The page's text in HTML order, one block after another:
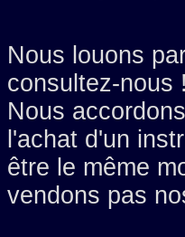
Nous louons
consultez-nous !
Nous
l'achat d'un
être le même
vendons pas